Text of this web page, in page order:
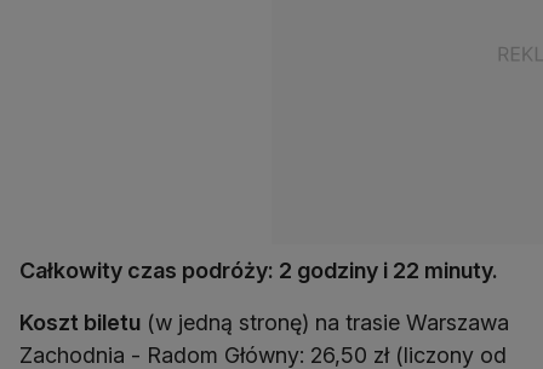
Całkowity czas podróży: 2 godziny i 22 minuty.
Koszt biletu (w jedną stronę) na trasie Warszawa
Zachodnia - Radom Główny: 26,50 zł (liczony od